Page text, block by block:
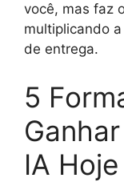
você, mas faz
multiplicando
de entrega.
5
IA Hoje